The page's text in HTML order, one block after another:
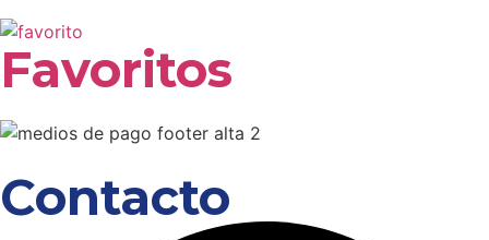
Favoritos
Contacto